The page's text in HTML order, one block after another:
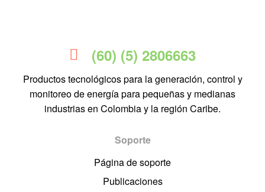
(60) (5) 2806663
Productos tecnológicos para la generación, control y
monitoreo de energía para pequeñas y medianas
industrias en Colombia y la región Caribe.
Soporte
Página de soporte
Publicaciones